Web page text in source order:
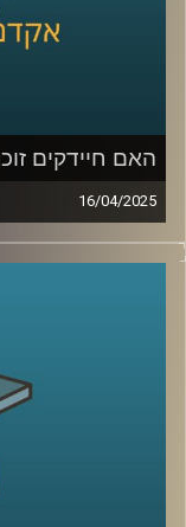
קרדיט תמונות:
האם חיידקים
16/04/2025
אנחנו מתחילים
בפרק הזה נגלה
לפשוטים, בעצם
ואפילו מקריבים
בפרק זה זכיתי
וחברת פקולטה